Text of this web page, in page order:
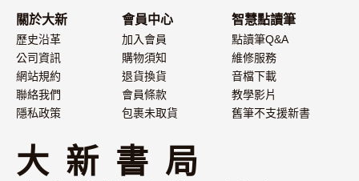
關於大新
歷史沿革
公司資訊
網站規約
聯絡我們
隱私政策
會員中心
加入會員
購物須知
退貨換貨
會員條款
包裹未取貨
智慧點讀筆
點讀筆Q&A
維修服務
音檔下載
教學影片
舊筆不支援新書
大 新 書 局